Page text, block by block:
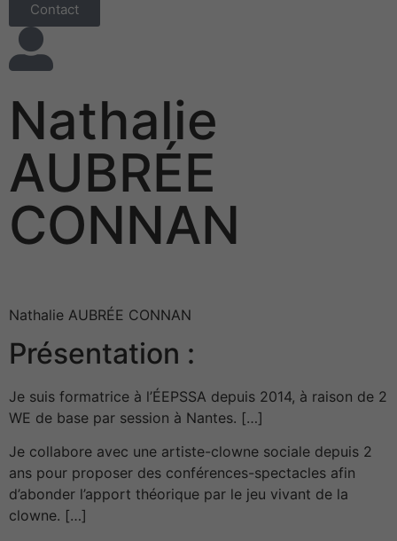
Contact
Nathalie
AUBRÉE
CONNAN
Nathalie AUBRÉE CONNAN
Présentation :
Je suis formatrice à l’ÉEPSSA depuis 2014, à raison de 2
WE de base par session à Nantes. […]
Je collabore avec une artiste-clowne sociale depuis 2
ans pour proposer des conférences-spectacles afin
d’abonder l’apport théorique par le jeu vivant de la
clowne. […]